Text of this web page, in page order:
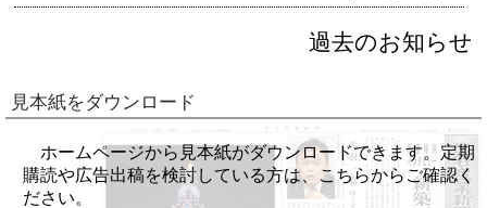
過去のお知らせ
見本紙をダウンロード
ホームページから見本紙がダウンロードできます。定期
購読や広告出稿を検討している方は、こちらからご確認く
ださい。